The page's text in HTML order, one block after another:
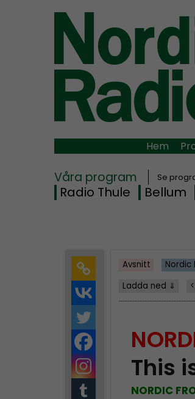
Hem
Våra program Se
Radio Thule Bellum
Avsnitt Nordic
Ladda ned ⇓
This
NORDIC